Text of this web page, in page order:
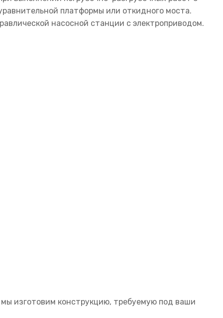
платформы или откидного моста.
насосной станции с электроприводом.
изготовим конструкцию, требуемую под ваши